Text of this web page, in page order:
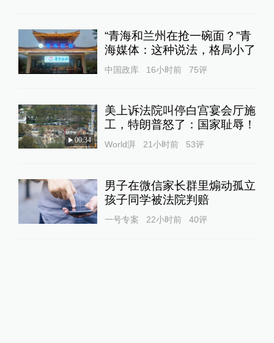
“青海和兰州在抢一碗面？”青
海媒体：这种说法，格局小了
中国政库 16小时前 75评
00:34
美上诉法院叫停白宫宴会厅施
工，特朗普怒了：国家耻辱！
World湃 21小时前 53评
男子在微信家长群里煽动孤立
孩子同学被法院判赔
一号专案 22小时前 40评